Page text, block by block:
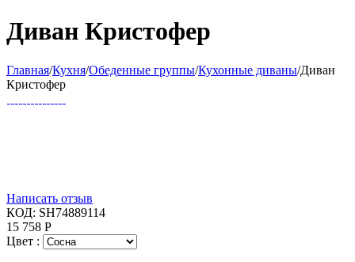
Диван Кристофер
Главная/Кухня/Обеденные группы/Кухонные диваны/Диван
Кристофер
Написать отзыв
КОД: SH74889114
15 758 Р
Цвет :